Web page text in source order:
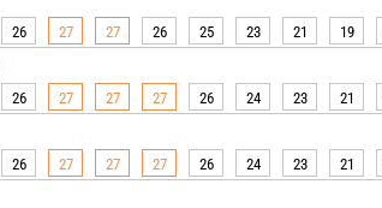
26 27 27 26 25 23 21 19
26 27 27 27 26 24 23 21
26 27 27 27 26 24 23 21